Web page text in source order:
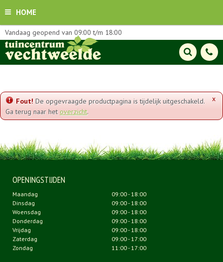
HOME
Vandaag geopend van 09:00 t/m 18:00
x
Fout! De opgevraagde productpagina is tijdelijk uitgeschakeld.
Ga terug naar het overzicht.
OPENINGSTIJDEN
Maandag
09:00 - 18:00
Dinsdag
09:00 - 18:00
Woensdag
09:00 - 18:00
Donderdag
09:00 - 18:00
Vrijdag
09:00 - 18:00
Zaterdag
09:00 - 17:00
Zondag
11:00 - 17:00